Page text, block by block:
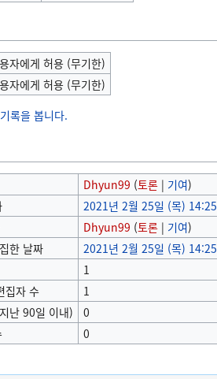
자에게 허용 (무기한)
자에게 허용 (무기한)
록을 봅니다.
Dhyun99 (토론| 기여)
2021년 2월 25일 (목) 14:25
Dhyun99 (토론| 기여)
한 날짜
2021년 2월 25일 (목) 14:25
1
집자 수
1
난 90일 이내)
0
0